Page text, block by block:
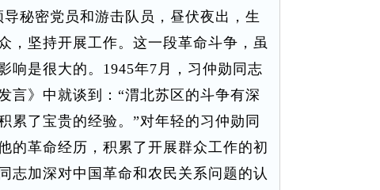
秘密党员和游击队员，昼伏夜出，生
，坚持开展工作。这一段革命斗争，虽
响是很大的。1945年7月，习仲勋同志
言》中就谈到：“渭北苏区的斗争有深
累了宝贵的经验。”对年轻的习仲勋同
的革命经历，积累了开展群众工作的初
志加深对中国革命和农民关系问题的认